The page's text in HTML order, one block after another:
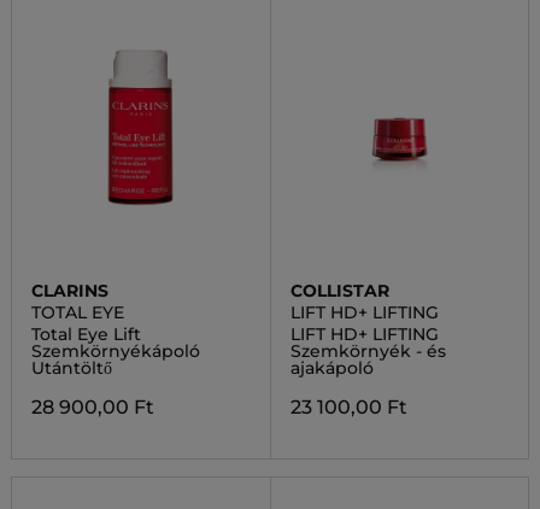
CLARINS
TOTAL EYE
Total Eye Lift
Szemkörnyékápoló
Utántöltő
28 900,00 Ft
COLLISTAR
LIFT HD+ LIFTING
LIFT HD+ LIFTING
Szemkörnyék - és
ajakápoló
23 100,00 Ft